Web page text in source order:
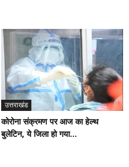
उत्तराखंड
कोरोना संक्रमण पर आज का हेल्थ
बुलेटिन, ये जिला हो गया...